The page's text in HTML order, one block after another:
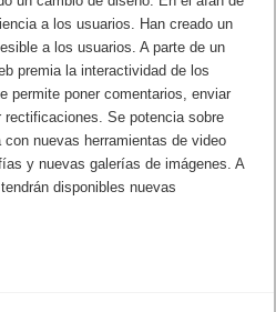
a los usuarios. Han creado un
a los usuarios. A parte de un
premia la interactividad de los
permite poner comentarios, enviar
Se potencia sobre
nuevas herramientas de video
y nuevas galerías de imágenes. A
disponibles nuevas